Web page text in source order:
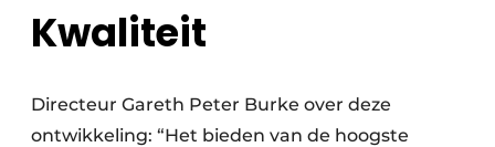
Kwaliteit
Directeur Gareth Peter Burke over deze
ontwikkeling: “Het bieden van de hoogste